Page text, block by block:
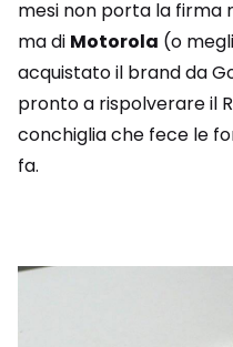
mesi non porta la firma
ma di Motorola (o
acquistato il brand da
pronto a rispolverare il
conchiglia che fece le
fa.